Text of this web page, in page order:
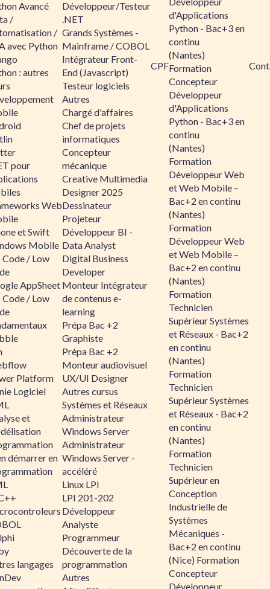
Avancé
/
/
avec Python
: autres
pour
Web
et Swift
Mobile
/ Low
AppSheet
/ Low
Platform
Logiciel
et
démarrer en
langages
Développeur/Testeur
.NET
Grands Systèmes -
Mainframe / COBOL
Intégrateur Front-
End (Javascript)
Testeur logiciels
Autres
Chargé d'affaires
Chef de projets
informatiques
Concepteur
mécanique
Creative Multimedia
Designer 2025
Dessinateur
Projeteur
Développeur BI -
Data Analyst
Digital Business
Developer
Monteur Intégrateur
de contenus e-
learning
Prépa Bac +2
Graphiste
Prépa Bac +2
Monteur audiovisuel
UX/UI Designer
Autres cursus
Systèmes et Réseaux
Administrateur
Windows Server
Administrateur
Windows Server -
accéléré
Linux LPI
LPI 201-202
Développeur
Analyste
Programmeur
Découverte de la
programmation
Autres
CPF
d'Applications
Python - Bac+3 en
continu
(Nantes)
Formation
Concepteur
Développeur
d'Applications
Python - Bac+3 en
continu
(Nantes)
Formation
Développeur Web
et Web Mobile –
Bac+2 en continu
(Nantes)
Formation
Développeur Web
et Web Mobile –
Bac+2 en continu
(Nantes)
Formation
Technicien
Supérieur Systèmes
et Réseaux - Bac+2
en continu
(Nantes)
Formation
Technicien
Supérieur Systèmes
et Réseaux - Bac+2
en continu
(Nantes)
Formation
Technicien
Supérieur en
Conception
Industrielle de
Systèmes
Mécaniques -
Bac+2 en continu
(Nice) Formation
Concepteur
Développeur